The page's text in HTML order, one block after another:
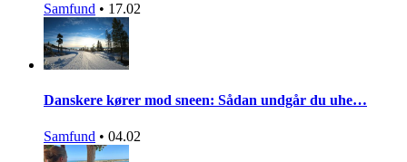
Samfund • 17.02
Danskere kører mod sneen: Sådan undgår du uhe…
Samfund • 04.02